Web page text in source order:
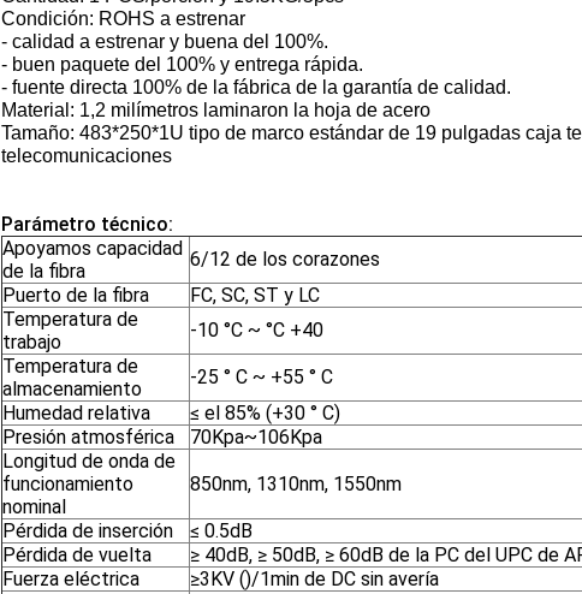
Condición: ROHS a estrenar
- calidad a estrenar y buena del 100%.
- buen paquete del 100% y entrega rápida.
- fuente directa 100% de la fábrica de la garantía de calidad.
Material: 1,2 milímetros laminaron la hoja de acero
Tamaño: 483*250*1U tipo de marco estándar de 19 pulgadas caja
telecomunicaciones
Parámetro técnico:
Apoyamos capacidad
de la fibra
6/12 de los corazones
Puerto de la fibra
FC, SC, ST y LC
Temperatura de
trabajo
-10 °C ~ °C +40
Temperatura de
almacenamiento
-25 ° C ~ +55 ° C
Humedad relativa
≤ el 85% (+30 ° C)
Presión atmosférica
70Kpa~106Kpa
Longitud de onda de
funcionamiento
nominal
850nm, 1310nm, 1550nm
Pérdida de inserción
≤ 0.5dB
Pérdida de vuelta
≥ 40dB, ≥ 50dB, ≥ 60dB de la PC del UPC de
Fuerza eléctrica
≥3KV ()/1min de DC sin avería